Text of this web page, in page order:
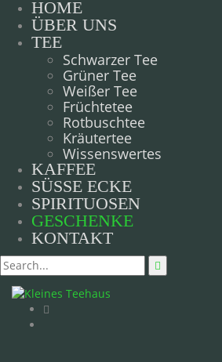
HOME
ÜBER UNS
TEE
Schwarzer Tee
Grüner Tee
Weißer Tee
Früchtetee
Rotbuschtee
Kräutertee
Wissenswertes
KAFFEE
SÜSSE ECKE
SPIRITUOSEN
GESCHENKE
KONTAKT